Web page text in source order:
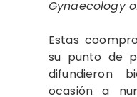
Gynaecology
Estas
su punto de
difundieron
ocasión a